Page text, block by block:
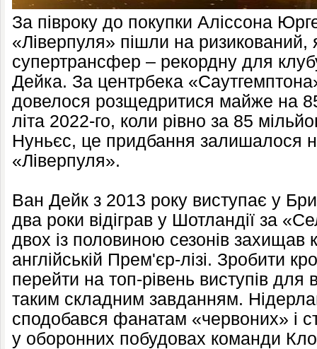
За півроку до покупки Аліссона
«Ліверпуля» пішли на ризикований,
супертрансфер – рекордну для
Дейка. За центрбека
довелося розщедритися майже на
літа 2022-го, коли рівно за 85
Нуньєс, це придбання залишалося
«Ліверпуля».
Ван Дейк з 2013 року виступає у
два роки відіграв у Шотландії за
двох із половиною сезонів захищав
англійській Прем'єр-лізі. Зробити
перейти на топ-рівень виступів
таким складним завданням.
сподобався фанатам «червоних» і
у оборонних побудовах команди